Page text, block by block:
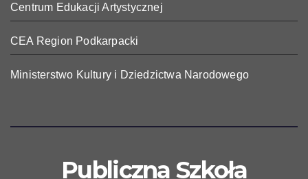
Centrum Edukacji Artystycznej
CEA Region Podkarpacki
Ministerstwo Kultury i Dziedzictwa Narodowego
Publiczna Szkoła